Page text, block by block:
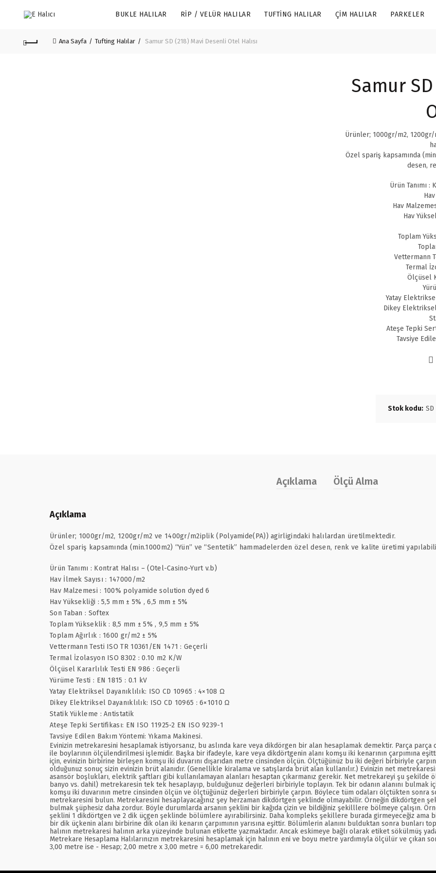
BUKLE HALILAR RIP / VELÜR HALILAR TUFTING HALILAR ÇIM HALILAR PARKELER
Ana Sayfa Tufting Halılar Samur SD (218) Mavi Desenli Otel Halısı
Samur
Ürünler; 1000gr/m2,
Özel spariş kapsamında
desen,
Ürün Tanımı :
Hav
Hav
Toplam
Vettermann
Termal
Ölçüsel
Yatay
Dikey Elektriksel
Ateşe Tepki
Tavsiye
Stok kodu:
Açıklama Ölçü Alma
Açıklama
Ürünler; 1000gr/m2, 1200gr/m2 ve 1400gr/m2iplik (Polyamide(PA)) agirligindaki halılardan üretilmektedir.
Özel spariş kapsamında (min.1000m2) “Yün” ve “Sentetik” hammadelerden özel desen, renk ve kalite üretimi
Ürün Tanımı : Kontrat Halısı – (Otel-Casino-Yurt v.b)
Hav İlmek Sayısı : 147000/m2
Hav Malzemesi : 100% polyamide solution dyed 6
Hav Yüksekliği : 5,5 mm ± 5% , 6,5 mm ± 5%
Son Taban : Softex
Toplam Yükseklik : 8,5 mm ± 5% , 9,5 mm ± 5%
Toplam Ağırlık : 1600 gr/m2 ± 5%
Vettermann Testi ISO TR 10361/EN 1471 : Geçerli
Termal İzolasyon ISO 8302 : 0.10 m2 K/W
Ölçüsel Kararlılık Testi EN 986 : Geçerli
Yürüme Testi : EN 1815 : 0.1 kV
Yatay Elektriksel Dayanıklılık: ISO CD 10965 : 4×108 Ω
Dikey Elektriksel Dayanıklılık: ISO CD 10965 : 6×1010 Ω
Statik Yükleme : Antistatik
Ateşe Tepki Sertifikası: EN ISO 11925-2 EN ISO 9239-1
Tavsiye Edilen Bakım Yöntemi: Yıkama Makinesi.
Evinizin metrekaresini hesaplamak istiyorsanız, bu aslında kare veya dikdörgen bir alan hesaplamak demektir. Parça
ile boylarının ölçülendirilmesi işlemidir. Başka bir ifadeyle, kare veya dikdörtgenin alanı komşu iki kenarının çarpımına
için, evinizin birbirine birleşen komşu iki duvarını dışarıdan metre cinsinden ölçün. Ölçtüğünüz bu iki değeri birbiriyle
olduğunuz sonuç sizin evinizin brüt alanıdır. (Genellikle kiralama ve satışlarda brüt alan kullanılır.) Evinizin net
asansör boşlukları, elektrik şaftları gibi kullanılamayan alanları hesaptan çıkarmanız gerekir. Net metrekareyi şu şekilde
banyo vs. dahil) metrekaresin tek tek hesaplayıp, bulduğunuz değerleri birbiriyle toplayın. Tek bir odanın alanını bulmak
komşu iki duvarının metre cinsinden ölçün ve ölçtüğünüz değerleri birbiriyle çarpın. Böylece tüm odaları ölçtükten sonra
metrekaresini bulun. Metrekaresini hesaplayacağınız şey herzaman dikdörtgen şeklinde olmayabilir. Örneğin dikdörtgen
bulmak şüphesiz daha zordur. Böyle durumlarda arsanın şeklini bir kağıda çizin ve bildiğiniz şekilllere bölmeye çalışın.
şeklini 1 dikdörtgen ve 2 dik üçgen şeklinde bölümlere ayırabilirsiniz. Daha kompleks şekillere burada girmeyeceğiz ama
bir dik üçkenin alanı birbirine dik olan iki kenarın çarpımının yarısına eşittir. Bölümlerin alanını bulduktan sonra bunları
halının metrekaresi halının arka yüzeyinde bulunan etikette yazmaktadır. Ancak eskimeye bağlı olarak etiket sökülmüş
Metrekare Hesaplama Halılarınızın metrekaresini hesaplamak için halının eni ve boyu metre yardımıyla ölçülür ve çıkan
3,00 metre ise - Hesap; 2,00 metre x 3,00 metre = 6,00 metrekaredir.